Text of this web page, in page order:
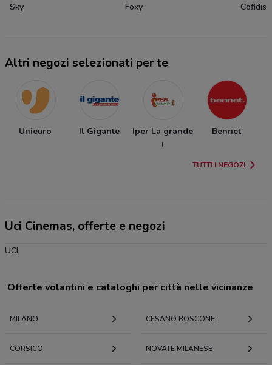
Sky Foxy Cofidis
Altri negozi selezionati per te
Unieuro Il Gigante
Iper La grande
i
Bennet
TUTTI I NEGOZI
Uci Cinemas, offerte e negozi
UCI
Offerte volantini e cataloghi per città nelle vicinanze
MILANO CESANO BOSCONE
CORSICO NOVATE MILANESE